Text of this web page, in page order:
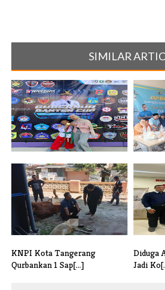
SIMILAR
Raih Juara di Gubernur Banten
Cup 2[...]
KNPI Kota Tangerang
Qurbankan 1 Sap[...]
Diduga
Jadi